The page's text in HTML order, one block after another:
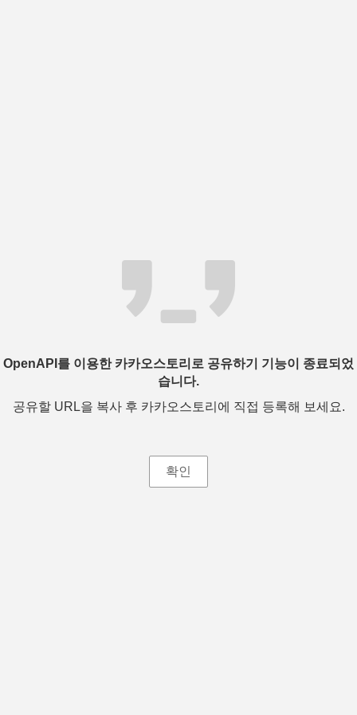
OpenAPI를 이용한 카카오스토리로 공유하기 기능이 종료되었
습니다.
공유할 URL을 복사 후 카카오스토리에 직접 등록해 보세요.
확인